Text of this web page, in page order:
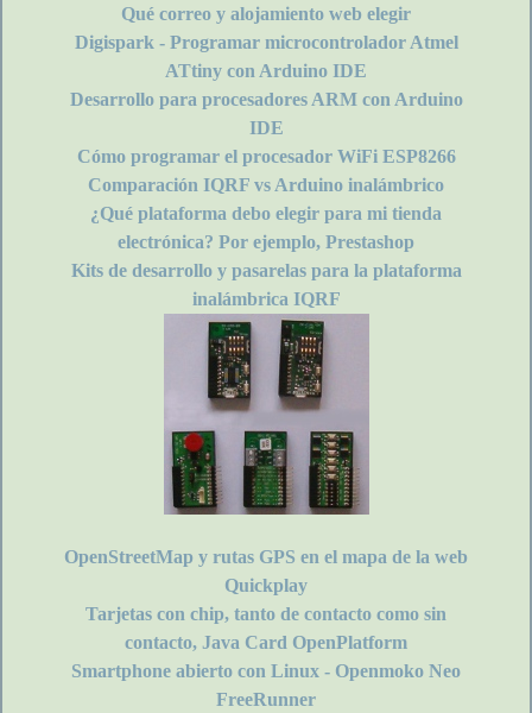
Qué correo y alojamiento web elegir
Digispark - Programar microcontrolador Atmel
ATtiny con Arduino IDE
Desarrollo para procesadores ARM con Arduino
IDE
Cómo programar el procesador WiFi ESP8266
Comparación IQRF vs Arduino inalámbrico
¿Qué plataforma debo elegir para mi tienda
electrónica? Por ejemplo, Prestashop
Kits de desarrollo y pasarelas para la plataforma
inalámbrica IQRF
OpenStreetMap y rutas GPS en el mapa de la web
Quickplay
Tarjetas con chip, tanto de contacto como sin
contacto, Java Card OpenPlatform
Smartphone abierto con Linux - Openmoko Neo
FreeRunner